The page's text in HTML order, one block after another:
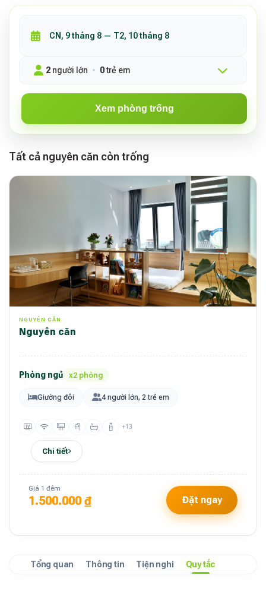
2 người lớn 0trẻ em
Xem phòng trống
Tất cả nguyên căn còn trống
NGUYÊN CĂN
Nguyên căn
Phòng ngủ x2 phòng
Giường đôi 4 người lớn, 2 trẻ em
+13
Chi tiết
Giá 1 đêm
1.500.000 ₫ Đặt ngay
Tổng quan Thông tin Tiện nghi Quy tắc